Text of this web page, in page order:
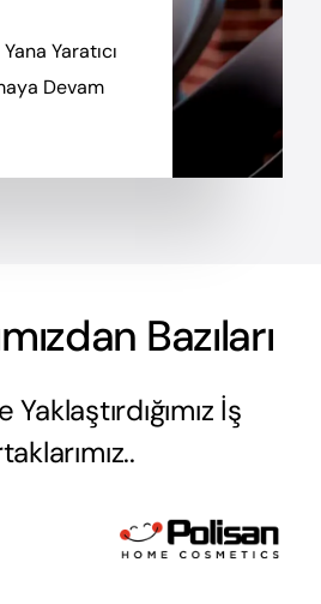
Yaratıcı
Devam
Bazıları
İş